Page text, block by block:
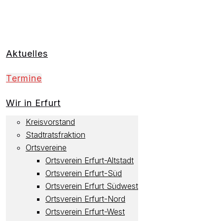
Aktuelles
Termine
Wir in Erfurt
Kreisvorstand
Stadtratsfraktion
Ortsvereine
Ortsverein Erfurt-Altstadt
Ortsverein Erfurt-Süd
Ortsverein Erfurt Südwest
Ortsverein Erfurt-Nord
Ortsverein Erfurt-West